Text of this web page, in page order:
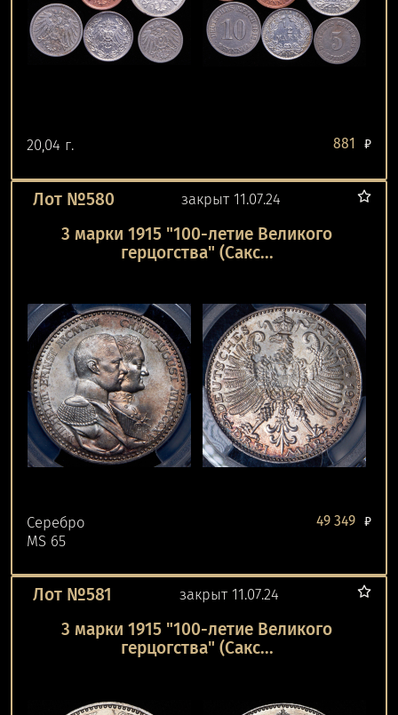
20,04 г. 881 ₽
Лот №580 закрыт 11.07.24
3 марки 1915 "100-летие Великого
герцогства" (Сакс...
Серебро
MS 65
49 349 ₽
Лот №581 закрыт 11.07.24
3 марки 1915 "100-летие Великого
герцогства" (Сакс...